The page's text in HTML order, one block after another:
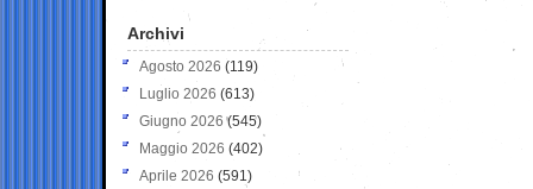
Archivi
Agosto 2026 (119)
Luglio 2026 (613)
Giugno 2026 (545)
Maggio 2026 (402)
Aprile 2026 (591)